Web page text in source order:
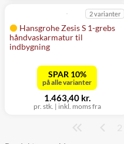
Hansgrohe Zesis S 1-grebs
håndvaskarmatur til
indbygning
2 varianter
pr. stk. | inkl. moms fra
1.463,40 kr.
SPAR 10%
på alle varianter
2